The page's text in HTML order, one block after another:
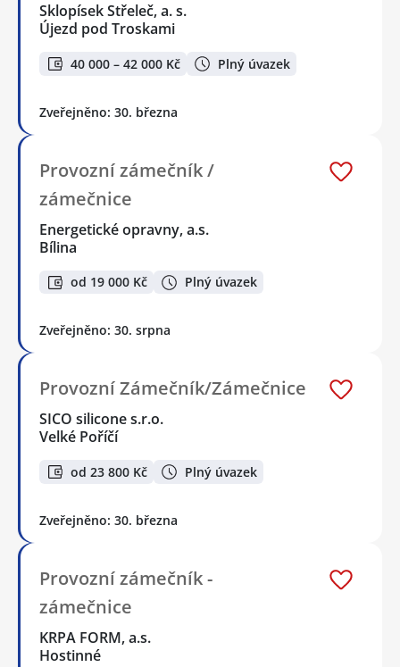
Sklopísek Střeleč, a. s.
Újezd pod Troskami
40 000 – 42 000 Kč Plný úvazek
Zveřejněno: 30. března
Provozní zámečník /
zámečnice
Energetické opravny, a.s.
Bílina
od 19 000 Kč Plný úvazek
Zveřejněno: 30. srpna
Provozní Zámečník/Zámečnice
SICO silicone s.r.o.
Velké Poříčí
od 23 800 Kč Plný úvazek
Zveřejněno: 30. března
Provozní zámečník -
zámečnice
KRPA FORM, a.s.
Hostinné